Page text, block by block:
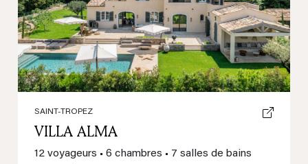
Previous Next
SAINT-TROPEZ
VILLA ALMA
12 voyageurs • 6 chambres • 7 salles de bains